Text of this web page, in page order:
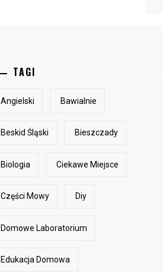
TAGI
Angielski Bawialnie
Beskid Śląski Bieszczady
Biologia Ciekawe Miejsce
Części Mowy Diy
Domowe Laboratorium
Edukacja Domowa